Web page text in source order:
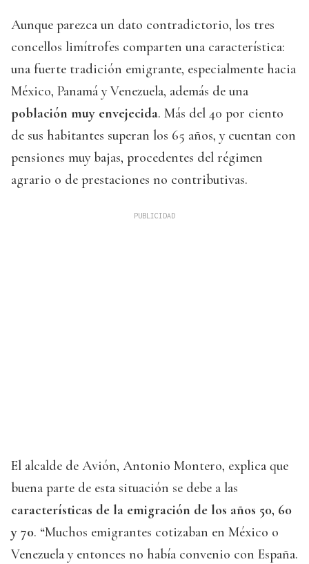
Aunque parezca un dato contradictorio, los tres
concellos limítrofes comparten una característica:
una fuerte tradición emigrante, especialmente hacia
México, Panamá y Venezuela, además de una
población muy envejecida. Más del 40 por ciento
de sus habitantes superan los 65 años, y cuentan con
pensiones muy bajas, procedentes del régimen
agrario o de prestaciones no contributivas.
El alcalde de Avión, Antonio Montero, explica que
buena parte de esta situación se debe a las
características de la emigración de los años 50, 60
y 70. “Muchos emigrantes cotizaban en México o
Venezuela y entonces no había convenio con España.